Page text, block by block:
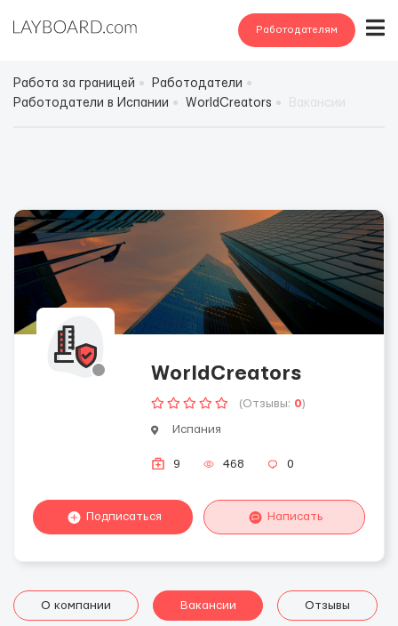
Работодателям
Работа за границей
Работодатели
Работодатели в Испании
WorldCreators
WorldCreators
(Отзывы: 0)
Испания
9 468 0
Подписаться Написать
О компании Вакансии Отзывы